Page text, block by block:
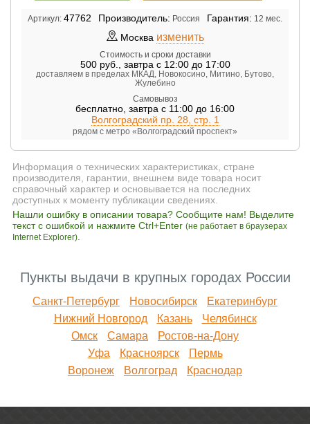
Артикул: 47762 Производитель: Россия Гарантия: 12 мес.
Москва изменить
Стоимость и сроки доставки
500руб. завтра с 12:00 до 17:00
доставляем в пределах МКАД, Новокосино, Митино, Бутово,
Жулебино
Самовывоз
бесплатно завтра с 11:00 до 16:00
Волгоградский пр. 28, стр. 1
рядом с метро «Волгоградский проспект»
Информация о технических характеристиках, стране
производителя, гарантии, внешнем виде товара носит
справочный характер и основывается на последних
доступных к моменту публикации сведениях.
Нашли ошибку в описании товара? Сообщите нам! Выделите
текст с ошибкой и нажмите Ctrl+Enter (не работает в браузерах
Internet Explorer)
Пункты выдачи в крупных городах России
Санкт-Петербург Новосибирск
Екатеринбург
Нижний Новгород
Казань
Челябинск
Омск
Самара
Ростов-на-Дону
Уфа
Красноярск
Пермь
Воронеж
Волгоград Краснодар